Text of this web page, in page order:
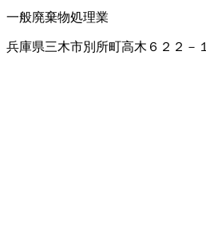
一般廃棄物処理業
兵庫県三木市別所町高木６２２－１